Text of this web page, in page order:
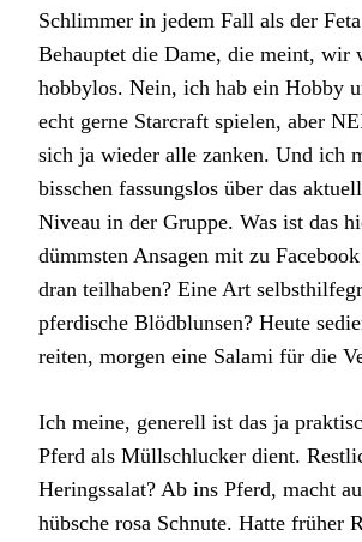
Schlimmer in jedem Fall als der
Behauptet die Dame, die meint, wir
hobbylos. Nein, ich hab ein Hobby
echt gerne Starcraft spielen, aber
sich ja wieder alle zanken. Und ich
bisschen fassungslos über das
Niveau in der Gruppe. Was ist das
dümmsten Ansagen mit zu
dran teilhaben? Eine Art
pferdische Blödblunsen? Heute
reiten, morgen eine Salami für die
Ich meine, generell ist das ja
Pferd als Müllschlucker dient.
Heringssalat? Ab ins Pferd, macht
hübsche rosa Schnute. Hatte früher